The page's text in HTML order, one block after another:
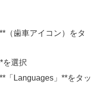
（歯車アイコン）をタ
を選択
「Languages」**をタッ